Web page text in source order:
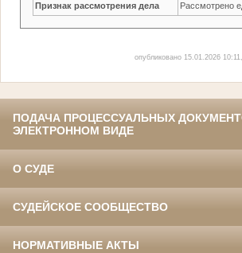
Признак рассмотрения дела Рассмотрено
опубликовано 15.01.2026
ПОДАЧА ПРОЦЕССУАЛЬНЫХ
ЭЛЕКТРОННОМ ВИДЕ
О СУДЕ
СУДЕЙСКОЕ СООБЩЕСТВО
НОРМАТИВНЫЕ АКТЫ